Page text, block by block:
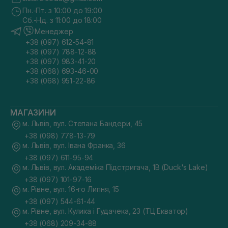
Шукайте де придбати косметику гідної якості? Зверніть
увагу на наш інтернет-магазин sisters.co.ua, який стане
Пн.-Пт. з 10:00 до 19:00
Сб.-Нд. з 11:00 до 18:00
Менеджер
+38 (097) 612-54-81
+38 (097) 788-12-88
+38 (097) 983-41-20
+38 (068) 693-46-00
+38 (068) 951-22-86
МАГАЗИНИ
м. Львів, вул. Степана Бандери, 45
+38 (098) 778-13-79
м. Львів, вул. Івана Франка, 36
+38 (097) 611-95-94
м. Львів, вул. Академіка Підстригача, 1В (Duck's Lake)
+38 (097) 101-97-16
м. Рівне, вул. 16-го Липня, 15
+38 (097) 544-61-44
м. Рівне, вул. Кулика і Гудачека, 23 (ТЦ Екватор)
+38 (068) 209-34-88